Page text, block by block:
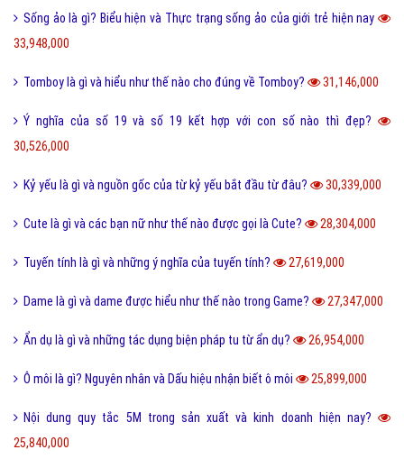
Sống ảo là gì? Biểu hiện và Thực trạng sống ảo của giới trẻ hiện nay
33,948,000
Tomboy là gì và hiểu như thế nào cho đúng về Tomboy? 31,146,000
Ý nghĩa của số 19 và số 19 kết hợp với con số nào thì đẹp?
30,526,000
Kỷ yếu là gì và nguồn gốc của từ kỷ yếu bắt đầu từ đâu? 30,339,000
Cute là gì và các bạn nữ như thế nào được gọi là Cute? 28,304,000
Tuyến tính là gì và những ý nghĩa của tuyến tính? 27,619,000
Dame là gì và dame được hiểu như thế nào trong Game? 27,347,000
Ẩn dụ là gì và những tác dụng biện pháp tu từ ẩn dụ? 26,954,000
Ô môi là gì? Nguyên nhân và Dấu hiệu nhận biết ô môi 25,899,000
Nội dung quy tắc 5M trong sản xuất và kinh doanh hiện nay?
25,840,000